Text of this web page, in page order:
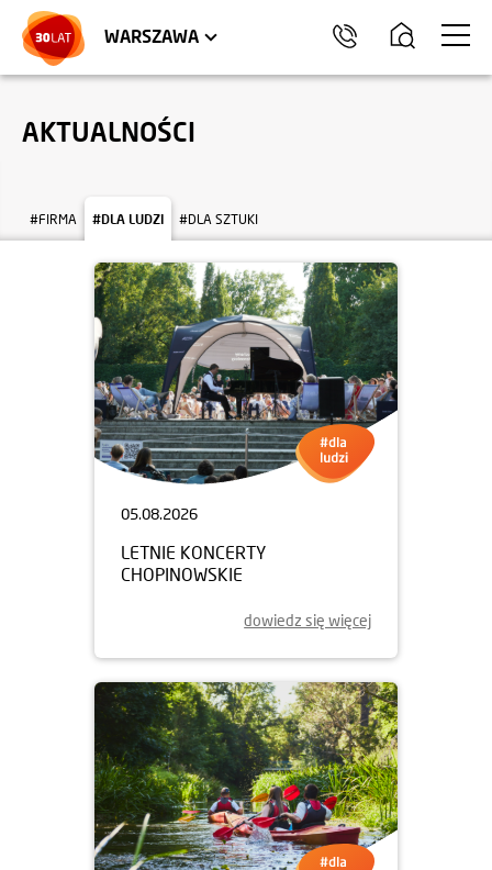
WARSZAWA
HEL
AKTUALNOŚCI
#FIRMA #DLA LUDZI #DLA SZTUKI
05.08.2026
LETNIE KONCERTY
CHOPINOWSKIE
dowiedz się więcej